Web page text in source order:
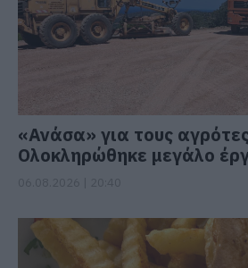
«Ανάσα» για τους
Ολοκληρώθηκε μεγάλο